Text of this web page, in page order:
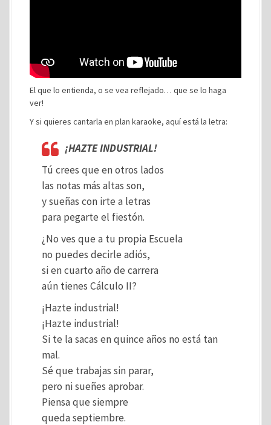
El que lo entienda, o se vea reflejado… que se lo haga
ver!
Y si quieres cantarla en plan karaoke, aquí está la letra:
¡HAZTE INDUSTRIAL!
Tú crees que en otros lados
las notas más altas son,
y sueñas con irte a letras
para pegarte el fiestón.
¿No ves que a tu propia Escuela
no puedes decirle adiós,
si en cuarto año de carrera
aún tienes Cálculo II?
¡Hazte industrial!
¡Hazte industrial!
Si te la sacas en quince años no está tan
mal.
Sé que trabajas sin parar,
pero ni sueñes aprobar.
Piensa que siempre
queda septiembre.